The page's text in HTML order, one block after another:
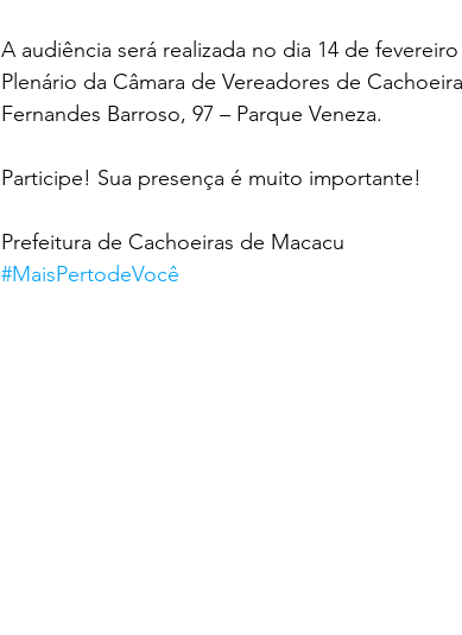
A audiência será realizada no dia 14 de
Plenário da Câmara de Vereadores de
Fernandes Barroso, 97 – Parque Veneza.
Participe! Sua presença é muito importante!
Prefeitura de Cachoeiras de Macacu
#MaisPertodeVocê